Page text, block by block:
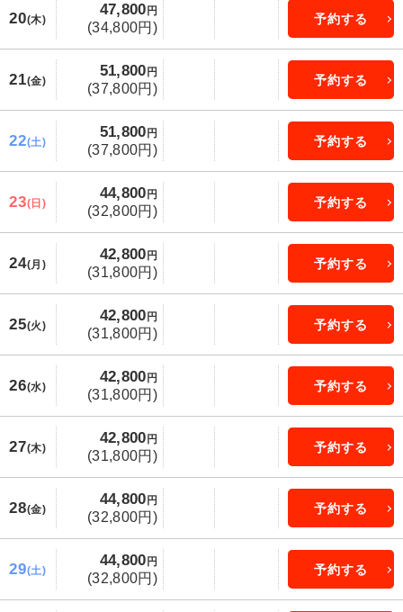
20(木)
47,800 円
(34,800円)
予約する
21(金)
51,800 円
(37,800円)
予約する
22(土)
51,800 円
(37,800円)
予約する
23(日)
44,800 円
(32,800円)
予約する
24(月)
42,800 円
(31,800円)
予約する
25(火)
42,800 円
(31,800円)
予約する
26(水)
42,800 円
(31,800円)
予約する
27(木)
42,800 円
(31,800円)
予約する
28(金)
44,800 円
(32,800円)
予約する
29(土)
44,800 円
(32,800円)
予約する